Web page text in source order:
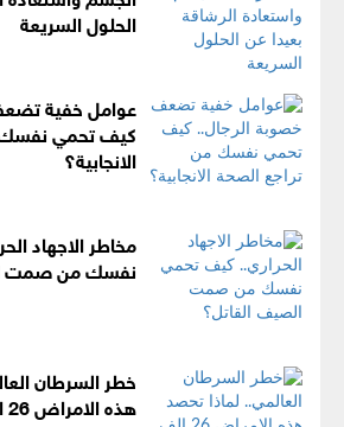
الحلول السريعة
عوامل خفية
كيف تحمي نفسك
الانجابية؟
مخاطر الاجهاد
نفسك من صمت
خطر السرطان
هذه الامراض 26 الف روح يوميا؟